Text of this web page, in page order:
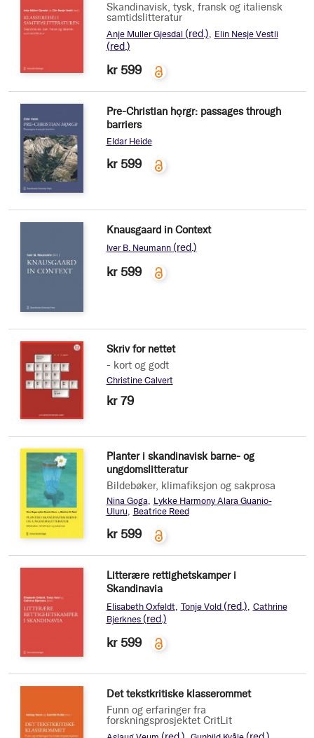
Skandinavisk, tysk, fransk og italiensk
samtidslitteratur
Anje Muller Gjesdal (red.) Elin Nesje Vestli
(red.)
kr 599
Pre-Christian hǫrgr: passages through
barriers
Eldar Heide
kr 599
Knausgaard in Context
Iver B. Neumann (red.)
kr 599
Skriv for nettet
- kort og godt
Christine Calvert
kr 79
Planter i skandinavisk barne- og
ungdomslitteratur
Bildebøker, klimafiksjon og sakprosa
Nina Goga
Lykke Harmony Alara Guanio-
Uluru
Beatrice Reed
kr 599
Litterære rettighetskamper i
Skandinavia
Elisabeth Oxfeldt Tonje Vold (red.) Cathrine
Bjerknes (red.)
kr 599
Det tekstkritiske klasserommet
Funn og erfaringer fra
forskningsprosjektet CritLit